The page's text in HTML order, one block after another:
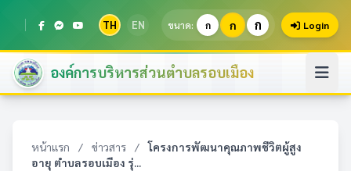
TH EN ขนาด: ก ก ก Login
องค์การบริหารส่วนตำบลรอบเมือง
หน้าแรก / ข่าวสาร /
โครงการพัฒนาคุณภาพชีวิตผู้สูง
อายุ ตำบลรอบเมือง รุ่...